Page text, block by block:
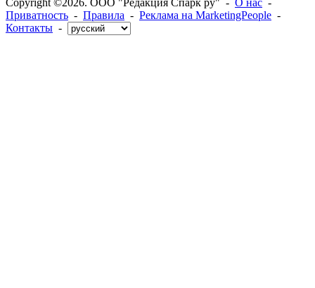
Copyright ©2026. ООО "Редакция Спарк ру" - О нас -
Приватность - Правила - Реклама на MarketingPeople -
Контакты -